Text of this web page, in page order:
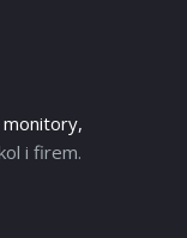
i firem.